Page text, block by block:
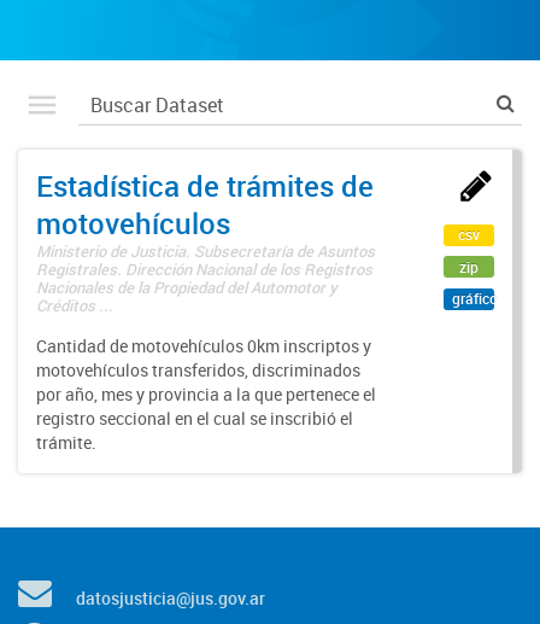
Estadística de trámites de
motovehículos
Ministerio de Justicia. Subsecretaría de Asuntos
Registrales. Dirección Nacional de los Registros
Nacionales de la Propiedad del Automotor y
Créditos ...
Cantidad de motovehículos 0km inscriptos y
motovehículos transferidos, discriminados
por año, mes y provincia a la que pertenece el
registro seccional en el cual se inscribió el
trámite.
csv
zip
gráfico
datosjusticia@jus.gov.ar